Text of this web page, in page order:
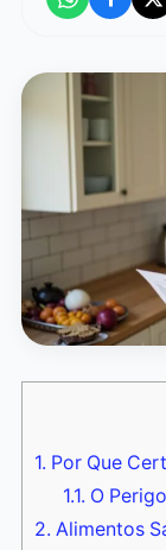
1. Por Que
1.1. O
2. Alimentos